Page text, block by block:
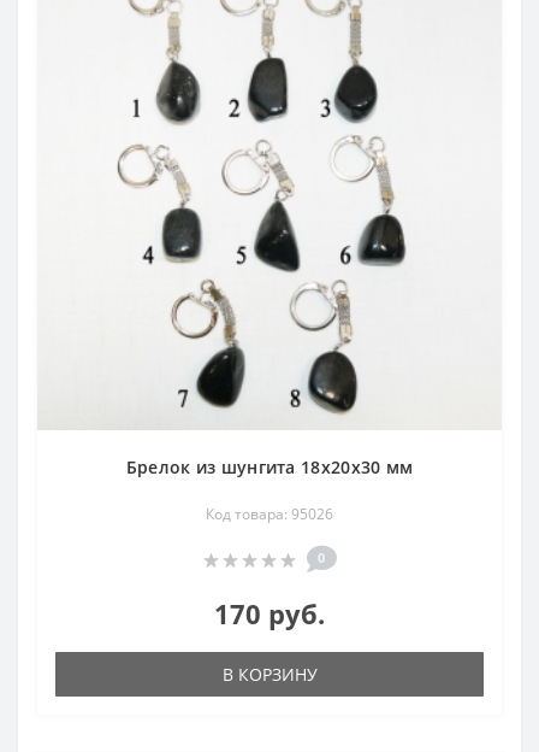
Брелок из шунгита 18х20х30 мм
Код товара: 95026
0
170 руб.
В КОРЗИНУ